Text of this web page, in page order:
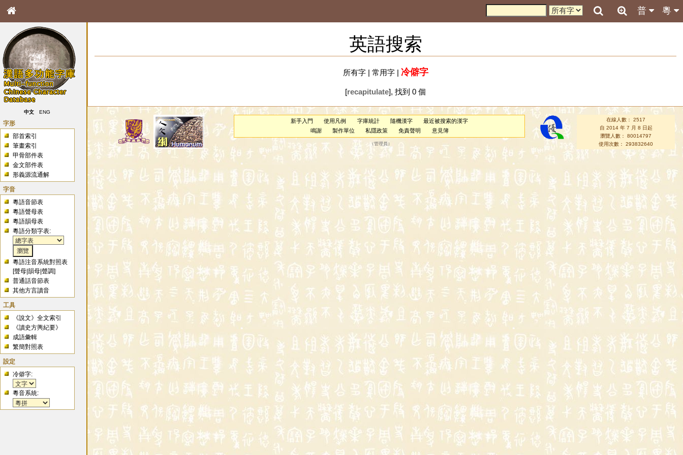
粵
普
中文 ENG
字形
部首索引
筆畫索引
甲骨部件表
金文部件表
形義源流通解
字音
粵語音節表
粵語聲母表
粵語韻母表
粵語分類字表:
粵語注音系統對照表
[聲母 |韻母 |聲調]
普通話音節表
其他方言讀音
工具
《說文》全文索引
《讀史方輿紀要》
成語彙輯
繁簡對照表
設定
冷僻字:
粵音系統:
英語搜索
所有字| 常用字| 冷僻字
[recapitulate], 找到 0 個
新手入門 使用凡例 字庫統計 隨機漢字
最近被搜索的漢字
鳴謝
製作單位 私隱政策 免責聲明 意見簿
（管理員 ）
在線人數： 2517
自 2014 年 7 月 8 日起
瀏覽人數： 80014797
使用次數： 293832640